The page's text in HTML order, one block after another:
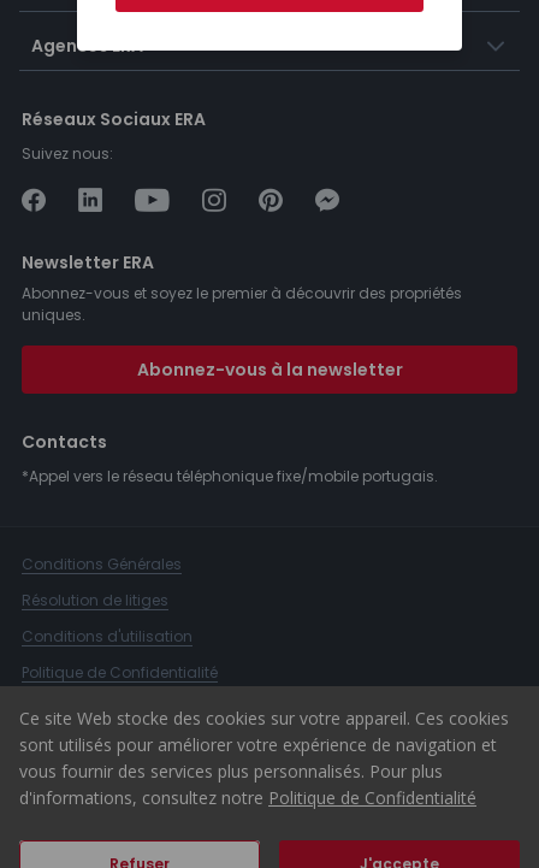
Agences ERA
Réseaux Sociaux ERA
Suivez nous:
Newsletter ERA
Abonnez-vous et soyez le premier à découvrir des propriétés
uniques.
Abonnez-vous à la newsletter
Contacts
*Appel vers le réseau téléphonique fixe/mobile portugais.
Conditions Générales
Résolution de litiges
Conditions d'utilisation
Politique de Confidentialité
Livre de Réclamations
Canal d'alerte
© 2026 ERA Portugal
Ce site Web stocke des cookies sur votre appareil. Ces cookies
sont utilisés pour améliorer votre expérience de navigation et
vous fournir des services plus personnalisés. Pour plus
d'informations, consultez notre Politique de Confidentialité
Refuser J'accepte